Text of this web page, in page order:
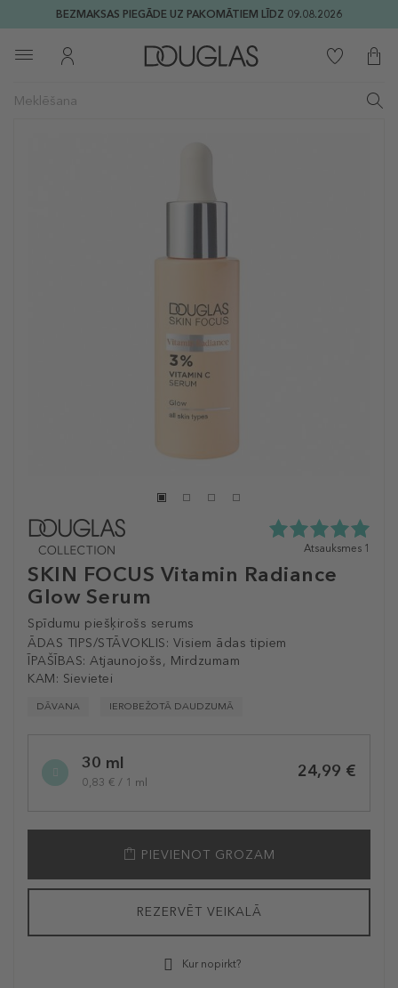
BEZMAKSAS PIEGĀDE UZ PAKOMĀTIEM LĪDZ 09.08.2026
SKIN FOCUS Vitamin Radiance
Glow Serum
Spīdumu piešķirošs serums
ĀDAS TIPS/STĀVOKLIS: Visiem ādas tipiem
ĪPAŠĪBAS: Atjaunojošs, Mirdzumam
KAM: Sievietei
DĀVANA IEROBEŽOTĀ DAUDZUMĀ
5.0
no
Atsauksmes 1
variation30 ml
0,83 € / 1 ml
24,99 €
PIEVIENOT GROZAM
REZERVĒT VEIKALĀ
Kur nopirkt?